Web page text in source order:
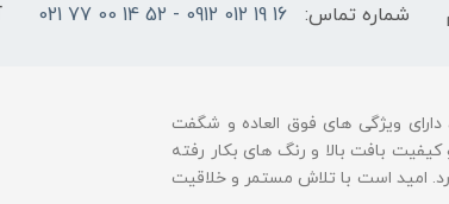
شماره تماس: 16 19 012 0912 - 52 14 00 77 021
دارای ویژگی های فوق العاده و شگفت
کیفیت بافت بالا و رنگ های بکار رفته
امید است با تلاش مستمر و خلاقیت